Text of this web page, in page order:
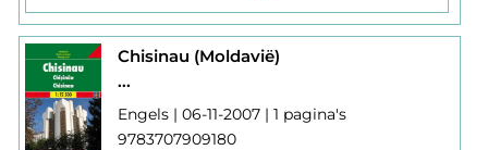
Chisinau (Moldavië)
...
Engels | 06-11-2007 | 1 pagina's
9783707909180